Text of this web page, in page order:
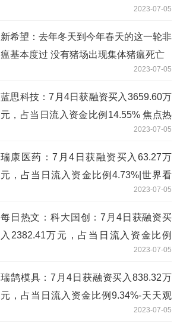
2023-07-05
新希望：去年冬天到今年春天的这一轮非
瘟基本度过 没有猪场出现集体猪瘟死亡
2023-07-05
蓝思科技：7月4日获融资买入3659.60万
元，占当日流入资金比例14.55% 焦点热
2023-07-05
瑞康医药：7月4日获融资买入63.27万
元，占当日流入资金比例4.73%|世界看
2023-07-05
每日热文：科大国创：7月4日获融资买
入2382.41万元，占当日流入资金比例
2023-07-05
瑞鹄模具：7月4日获融资买入838.32万
元，占当日流入资金比例9.34%-天天观
2023-07-05